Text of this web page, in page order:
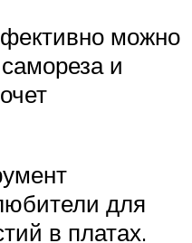
можно
и
для
в платах.